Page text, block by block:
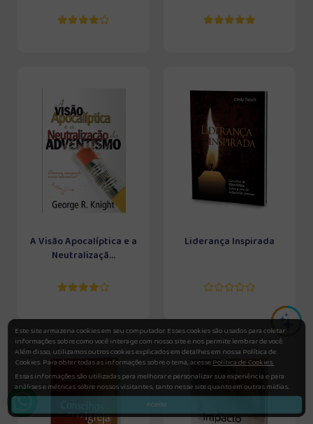
A Visão Apocalíptica e a
Neutralizaçã...
Liderança Inspirada
Este site armazena cookies em seu computador. Esses cookies são usados para coletar
informações sobre como você interage com nosso site e nos permite lembrar de você.
Além disso, utilizamos outros cookies explicados em detalhes em nossa Política de
Cookies. Para obter todas as informações sobre o tema, acessePolítica de Cookies.
Essas informações são utilizadas para melhorar e personalizar sua experiência e para
análises e métricas sobre nossos visitantes, tanto nesse site quanto em outras mídias.
Aceito